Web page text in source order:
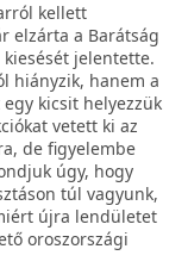
kellett
elzárta a Barátság
jelentette.
hiányzik, hanem a
kicsit helyezzük
vetett ki az
de figyelembe
úgy, hogy
túl vagyunk,
újra lendületet
oroszországi